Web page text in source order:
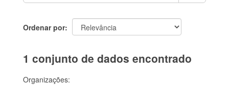
Ordenar por
1 conjunto de dados encontrado
Organizações: